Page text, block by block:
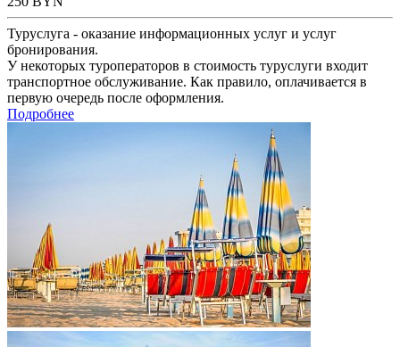
Туруслуга - оказание информационных услуг и услуг
бронирования.
У некоторых туроператоров в стоимость туруслуги входит
транспортное обслуживание. Как правило, оплачивается в
первую очередь после оформления.
Подробнее